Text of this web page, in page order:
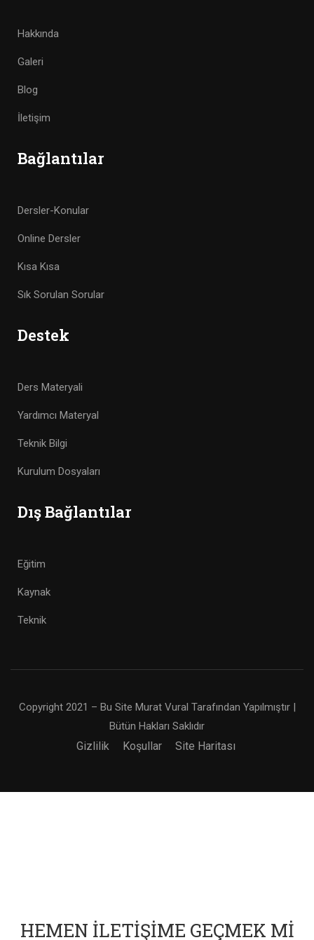
Hakkında
Galeri
Blog
İletişim
Bağlantılar
Dersler-Konular
Online Dersler
Kısa Kısa
Sık Sorulan Sorular
Destek
Ders Materyali
Yardımcı Materyal
Teknik Bilgi
Kurulum Dosyaları
Dış Bağlantılar
Eğitim
Kaynak
Teknik
Copyright 2021 – Bu Site Murat Vural Tarafından Yapılmıştır |
Bütün Hakları Saklıdır
Gizlilik Koşullar Site Haritası
HEMEN İLETIŞIME GEÇMEK MI